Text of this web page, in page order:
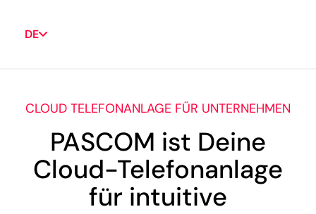
DE
CLOUD TELEFONANLAGE FÜR UNTERNEHMEN
PASCOM ist Deine
Cloud-Telefonanlage
für intuitive